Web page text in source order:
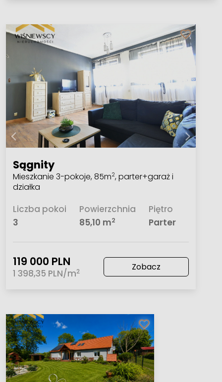
Sągnity
Mieszkanie 3-pokoje, 85m2, parter+garaż i
działka
Liczba pokoi
3
Powierzchnia
85,10 m2
Piętro
Parter
119 000 PLN
1 398,35 PLN/m2 Zobacz